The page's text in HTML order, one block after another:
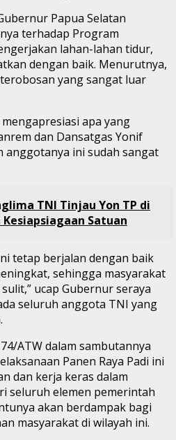
Papua Selatan
terhadap Program
lahan-lahan tidur,
dengan baik. Menurutnya,
yang sangat luar
apa yang
dan Dansatgas Yonif
anggotanya ini sudah sangat
TNI Tinjau Yon TP di
Satuan
tetap berjalan dengan baik
sehingga masyarakat
ucap Gubernur seraya
seluruh anggota TNI yang
ATW dalam sambutannya
Panen Raya Padi ini
dan kerja keras dalam
seluruh elemen pemerintah
akan berdampak bagi
masyarakat di wilayah ini.